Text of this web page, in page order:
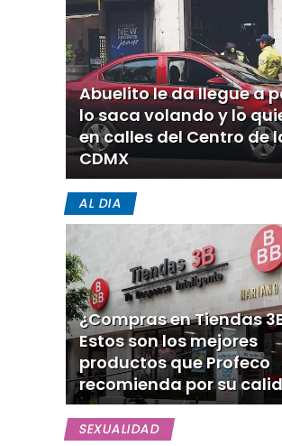
Abuelito le da llegue a
lo saca volando y lo
en calles del Centro de
CDMX
AL DIA
¿Compras en Tiendas
Estos son los mejores
productos que Profeco
recomienda por su
SEXUALIDAD